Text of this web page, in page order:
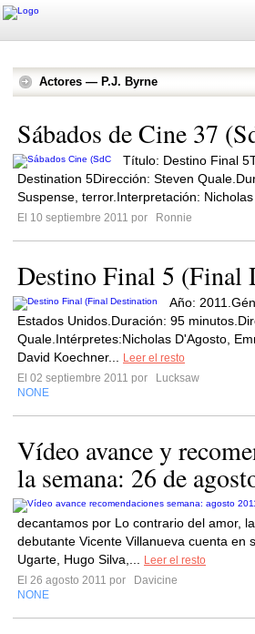
Actores — P.J. Byrne
Sábados de Cine 37
Título: Destino Final
Destination 5Dirección: Steven
Suspense, terror.Interpretación: Nicholas
El 10 septiembre 2011 por
Ronnie
Destino Final 5 (Final
Año:
Estados Unidos.Duración: 95
Quale.Intérpretes:Nicholas D'Agosto,
David Koechner...
Leer el resto
El 02 septiembre 2011 por
Lucksaw
NONE
Vídeo avance y
la semana: 26 de
decantamos por Lo contrario del amor,
debutante Vicente Villanueva cuenta en
Ugarte, Hugo Silva,...
Leer el resto
El 26 agosto 2011 por
Davicine
NONE